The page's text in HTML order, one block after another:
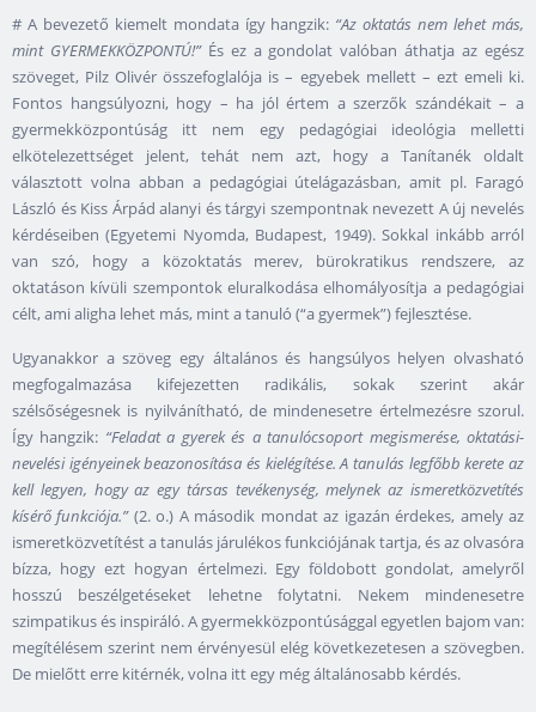
# A bevezető kiemelt mondata így hangzik: “Az oktatás nem lehet más,
mint GYERMEKKÖZPONTÚ!”És ez a gondolat valóban áthatja az egész
szöveget, Pilz Olivér összefoglalója is – egyebek mellett – ezt emeli ki.
Fontos hangsúlyozni, hogy – ha jól értem a szerzők szándékait – a
gyermekközpontúság itt nem egy pedagógiai ideológia melletti
elkötelezettséget jelent, tehát nem azt, hogy a Tanítanék oldalt
választott volna abban a pedagógiai útelágazásban, amit pl. Faragó
László és Kiss Árpád alanyi és tárgyi szempontnak nevezett A új nevelés
kérdéseiben (Egyetemi Nyomda, Budapest, 1949). Sokkal inkább arról
van szó, hogy a közoktatás merev, bürokratikus rendszere, az
oktatáson kívüli szempontok eluralkodása elhomályosítja a pedagógiai
célt, ami aligha lehet más, mint a tanuló (“a gyermek”) fejlesztése.
Ugyanakkor a szöveg egy általános és hangsúlyos helyen olvasható
megfogalmazása kifejezetten radikális, sokak szerint akár
szélsőségesnek is nyilvánítható, de mindenesetre értelmezésre szorul.
Így hangzik: “Feladat a gyerek és a tanulócsoport megismerése, oktatási-
nevelési igényeinek beazonosítása és kielégítése. A tanulás legfőbb kerete az
kell legyen, hogy az egy társas tevékenység, melynek az ismeretközvetítés
kísérő funkciója.”(2. o.) A második mondat az igazán érdekes, amely az
ismeretközvetítést a tanulás járulékos funkciójának tartja, és az olvasóra
bízza, hogy ezt hogyan értelmezi. Egy földobott gondolat, amelyről
hosszú beszélgetéseket lehetne folytatni. Nekem mindenesetre
szimpatikus és inspiráló. A gyermekközpontúsággal egyetlen bajom van:
megítélésem szerint nem érvényesül elég következetesen a szövegben.
De mielőtt erre kitérnék, volna itt egy még általánosabb kérdés.